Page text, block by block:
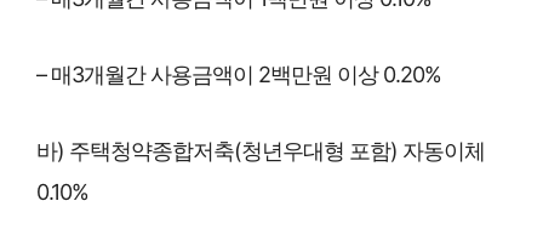
– 매3개월간 사용금액이 2백만원 이상 0.20%
바) 주택청약종합저축(청년우대형 포함) 자동이체
0.10%